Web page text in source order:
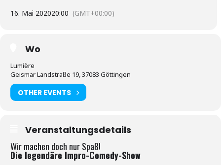
16. Mai 202020:00 (GMT+00:00)
Wo
Lumière
Geismar Landstraße 19, 37083 Göttingen
OTHER EVENTS
Veranstaltungsdetails
Wir machen doch nur Spaß!
Die legendäre Impro-Comedy-Show